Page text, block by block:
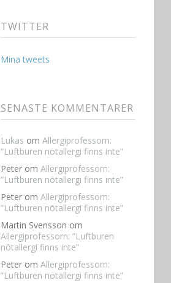
TWITTER
Mina tweets
SENASTE KOMMENTARER
Lukas om Allergiprofessorn:
”Luftburen nötallergi finns inte”
Peterom Allergiprofessorn:
”Luftburen nötallergi finns inte”
Peterom Allergiprofessorn:
”Luftburen nötallergi finns inte”
Martin Svensson om
Allergiprofessorn: ”Luftburen
nötallergi finns inte”
Peterom Allergiprofessorn:
”Luftburen nötallergi finns inte”